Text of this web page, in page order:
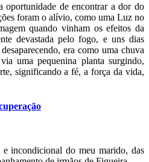
oportunidade de encontrar a dor do
foram o alívio, como uma Luz no
quando vinham os efeitos da
devastada pelo fogo, e uns dias
era como uma chuva
uma pequenina planta surgindo,
significando a fé, a força da vida,
e incondicional do meu marido, das